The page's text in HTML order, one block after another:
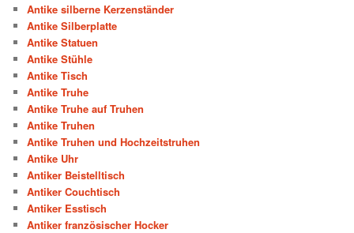
Antike silberne Kerzenständer
Antike Silberplatte
Antike Statuen
Antike Stühle
Antike Tisch
Antike Truhe
Antike Truhe auf Truhen
Antike Truhen
Antike Truhen und Hochzeitstruhen
Antike Uhr
Antiker Beistelltisch
Antiker Couchtisch
Antiker Esstisch
Antiker französischer Hocker